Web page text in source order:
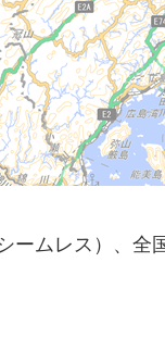
ームレス）、全